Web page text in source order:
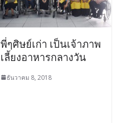
พี่ๆศิษย์เก่า เป็นเจ้าภาพ
เลี้ยงอาหารกลางวัน
ธันวาคม 8, 2018